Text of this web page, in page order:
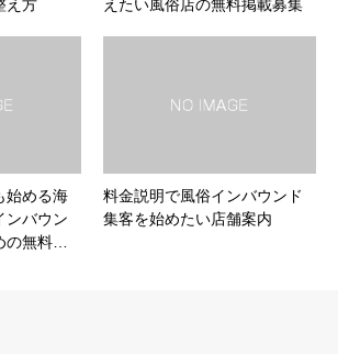
え方
えたい風俗店の無料掲載募集
始める海
ンバウン
の無料…
料金説明で風俗インバウンド
集客を始めたい店舗案内